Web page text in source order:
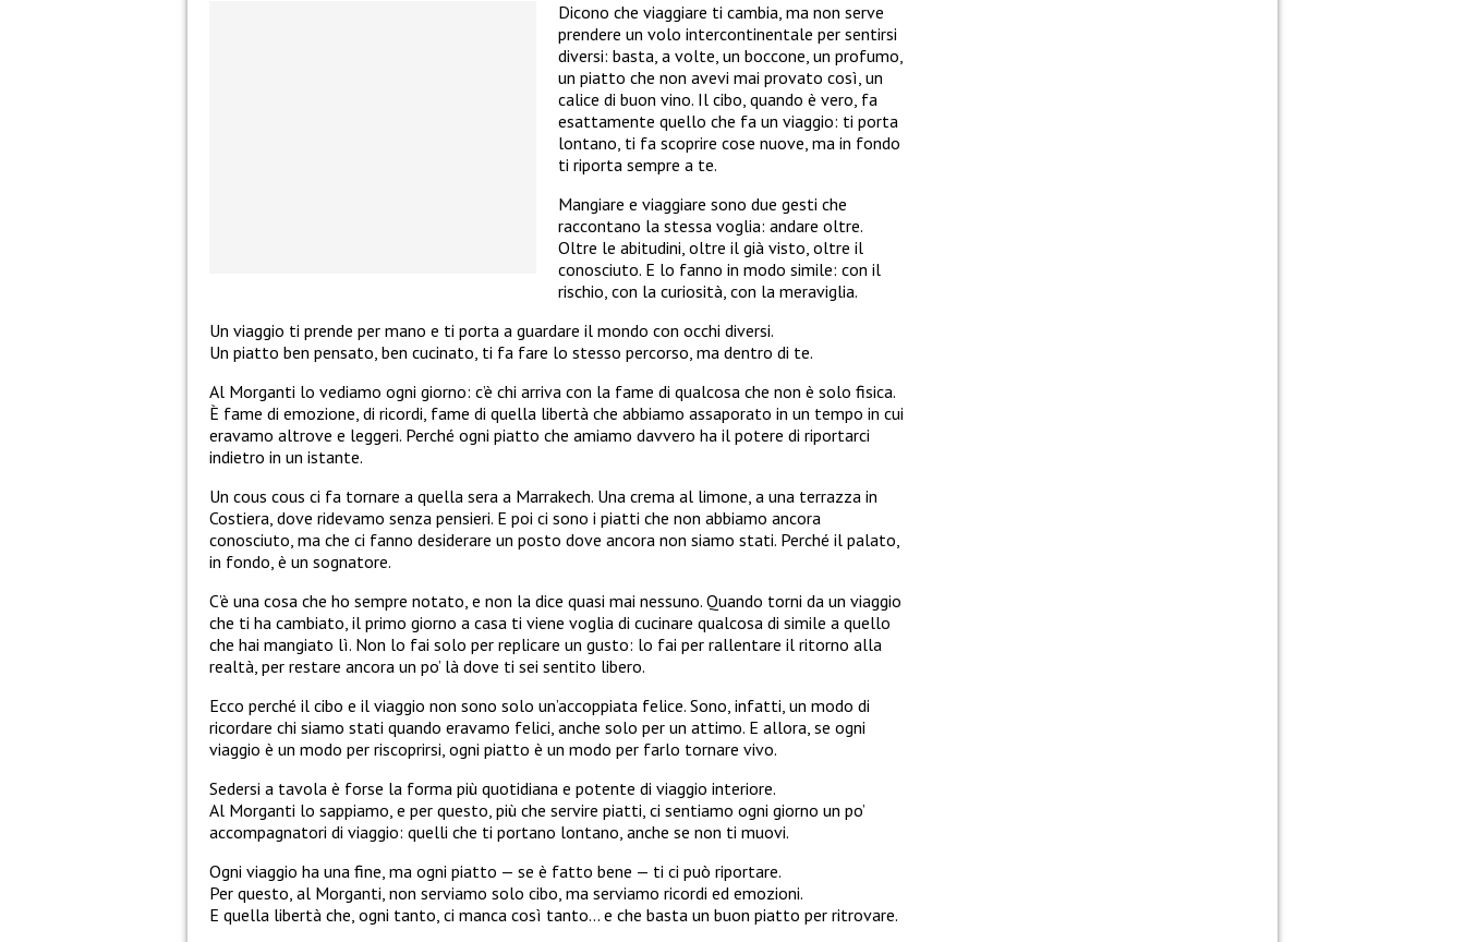
Dicono che viaggiare ti cambia, ma non serve
prendere un volo intercontinentale per sentirsi
diversi: basta, a volte, un boccone, un profumo,
un piatto che non avevi mai provato così, un
calice di buon vino. Il cibo, quando è vero, fa
esattamente quello che fa un viaggio: ti porta
lontano, ti fa scoprire cose nuove, ma in fondo
ti riporta sempre a te.
Mangiare e viaggiare sono due gesti che
raccontano la stessa voglia: andare oltre.
Oltre le abitudini, oltre il già visto, oltre il
conosciuto. E lo fanno in modo simile: con il
rischio, con la curiosità, con la meraviglia.
Un viaggio ti prende per mano e ti porta a guardare il mondo con occhi diversi.
Un piatto ben pensato, ben cucinato, ti fa fare lo stesso percorso, ma dentro di te.
Al Morganti lo vediamo ogni giorno: c’è chi arriva con la fame di qualcosa che non è solo fisica.
È fame di emozione, di ricordi, fame di quella libertà che abbiamo assaporato in un tempo in cui
eravamo altrove e leggeri. Perché ogni piatto che amiamo davvero ha il potere di riportarci
indietro in un istante.
Un cous cous ci fa tornare a quella sera a Marrakech. Una crema al limone, a una terrazza in
Costiera, dove ridevamo senza pensieri. E poi ci sono i piatti che non abbiamo ancora
conosciuto, ma che ci fanno desiderare un posto dove ancora non siamo stati. Perché il palato,
in fondo, è un sognatore.
C’è una cosa che ho sempre notato, e non la dice quasi mai nessuno. Quando torni da un viaggio
che ti ha cambiato, il primo giorno a casa ti viene voglia di cucinare qualcosa di simile a quello
che hai mangiato lì. Non lo fai solo per replicare un gusto: lo fai per rallentare il ritorno alla
realtà, per restare ancora un po’ là dove ti sei sentito libero.
Ecco perché il cibo e il viaggio non sono solo un’accoppiata felice. Sono, infatti, un modo di
ricordare chi siamo stati quando eravamo felici, anche solo per un attimo. E allora, se ogni
viaggio è un modo per riscoprirsi, ogni piatto è un modo per farlo tornare vivo.
Sedersi a tavola è forse la forma più quotidiana e potente di viaggio interiore.
Al Morganti lo sappiamo, e per questo, più che servire piatti, ci sentiamo ogni giorno un po’
accompagnatori di viaggio: quelli che ti portano lontano, anche se non ti muovi.
Ogni viaggio ha una fine, ma ogni piatto — se è fatto bene — ti ci può riportare.
Per questo, al Morganti, non serviamo solo cibo, ma serviamo ricordi ed emozioni.
E quella libertà che, ogni tanto, ci manca così tanto… e che basta un buon piatto per ritrovare.